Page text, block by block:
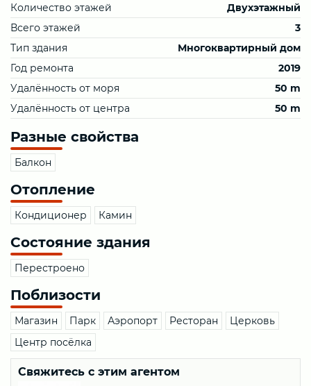
Количество этажей
Двухэтажный
Всего этажей
3
Тип здания
Многоквартирный дом
Год ремонта
2019
Удалённость от моря
50 m
Удалённость от центра
50 m
Разные свойства
Балкон
Отопление
Кондиционер Камин
Состояние здания
Перестроено
Поблизости
Магазин Парк Аэропорт Ресторан
Церковь
Центр посёлка
Свяжитесь с этим агентом